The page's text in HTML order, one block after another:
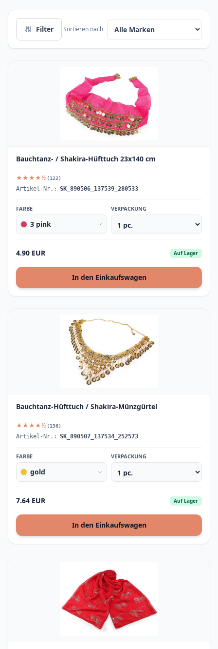
Filter Sortieren nach
Bauchtanz- / Shakira-Hüfttuch 23x140 cm
★★★★½ (122)
Artikel-Nr.: SK_890506_137539_280533
FARBE
3 pink
VERPACKUNG
4.90 EUR Auf Lager
In den Einkaufswagen
Bauchtanz-Hüfttuch / Shakira-Münzgürtel
★★★★½ (136)
Artikel-Nr.: SK_890507_137534_252573
FARBE
gold
VERPACKUNG
7.64 EUR Auf Lager
In den Einkaufswagen